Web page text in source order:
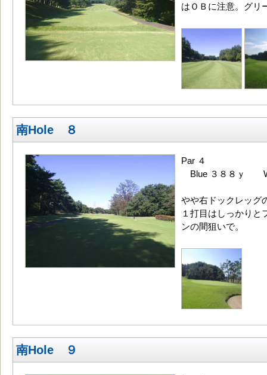
はＯＢに注意。グリ
南Hole ８
Par ４
Blue ３８８ｙ
やや右ドックレッグ
１打目はしっかりと
ンの間狙いで。
南Hole ９